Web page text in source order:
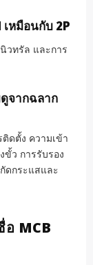
หมือนกับ 2P
วทรัล และการ
จากฉลาก
ดตั้ง ความเข้า
ว การรับรอง
ดกระแสและ
MCB